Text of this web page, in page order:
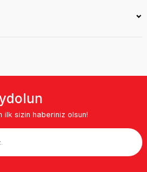
ilk sizin haberiniz olsun!